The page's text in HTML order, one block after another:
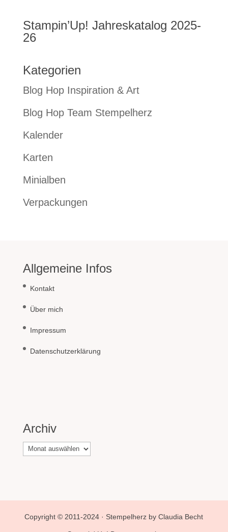
Stampin’Up! Jahreskatalog 2025-
26
Kategorien
Blog Hop Inspiration & Art
Blog Hop Team Stempelherz
Kalender
Karten
Minialben
Verpackungen
Allgemeine Infos
Kontakt
Über mich
Impressum
Datenschutzerklärung
Archiv
Archiv
Copyright © 2011-2024 · Stempelherz by Claudia Becht